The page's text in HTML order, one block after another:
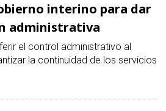
interino para dar
administrativa
el control administrativo al
la continuidad de los servicios